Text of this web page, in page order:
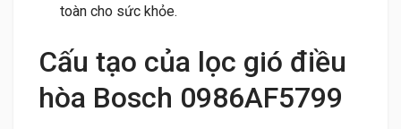
toàn cho sức khỏe.
Cấu tạo của lọc gió điều
hòa Bosch 0986AF5799